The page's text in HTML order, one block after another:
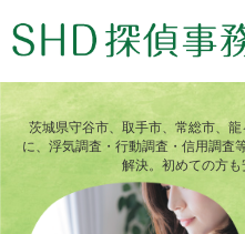
茨城県守谷市、取手市、常総市、
に、浮気調査・行動調査・信用調査
解決。初めての方も